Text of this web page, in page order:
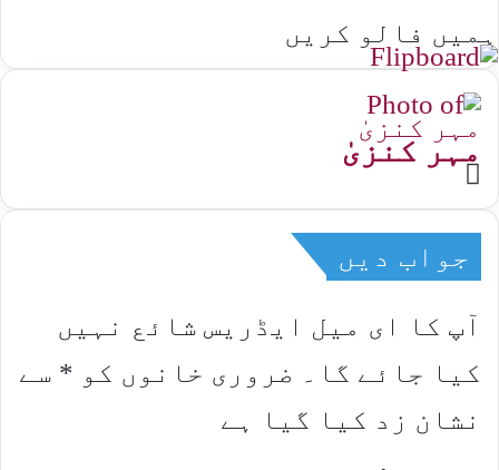
ہمیں فالو کریں
مہر کنزیٰ
Website
جواب دیں
آپ کا ای میل ایڈریس شائع نہیں
کیا جائے گا۔
ضروری خانوں کو * سے
نشان زد کیا گیا ہے